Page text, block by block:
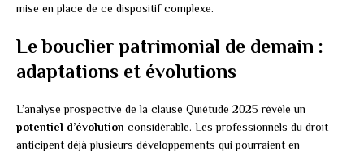
mise en place de ce dispositif complexe.
Le bouclier patrimonial de demain :
adaptations et évolutions
L’analyse prospective de la clause Quiétude 2025 révèle un
potentiel d’évolution considérable. Les professionnels du droit
anticipent déjà plusieurs développements qui pourraient en